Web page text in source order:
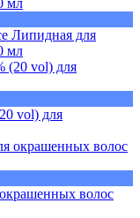
Липидная для
мл
vol) для
волос